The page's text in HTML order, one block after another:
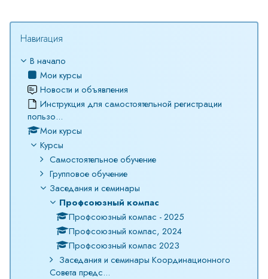
Пропустить Навигация
Навигация
В начало
Мои курсы
Новости и объявления
Инструкция для самостоятельной регистрации
пользо...
Мои курсы
Курсы
Cамостоятельное обучение
Групповое обучение
Заседания и семинары
Профсоюзный компас
Профсоюзный компас - 2025
Профсоюзный компас, 2024
Профсоюзный компас 2023
Заседания и семинары Координационного
Совета предс...